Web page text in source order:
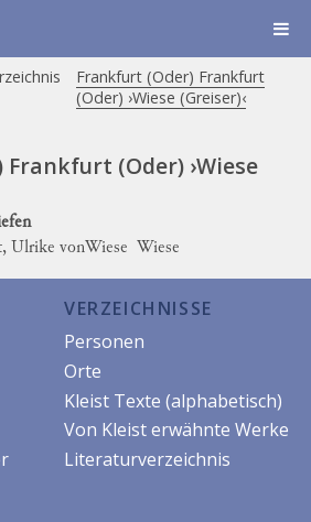
Frankfurt (Oder) Frankfurt
(Oder) ›Wiese (Greiser)‹
(Oder) ›Wiese
Ulrike vonWiese Wiese
VERZEICHNISSE
Personen
Orte
Kleist Texte (alphabetisch)
Von Kleist erwähnte Werke
Literaturverzeichnis